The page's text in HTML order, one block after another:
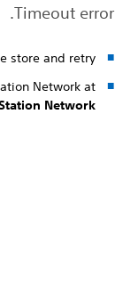
Timeout error.
store and retry.
Network at
Network